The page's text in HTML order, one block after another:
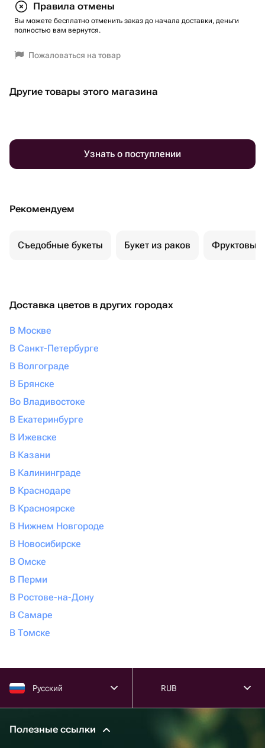
Правила отмены
Вы можете бесплатно отменить заказ до начала доставки, деньги
полностью вам вернутся.
Пожаловаться на товар
Другие товары этого магазина
Узнать о поступлении
Рекомендуем
Съедобные букеты Букет из раков Фруктовый
Доставка цветов в других городах
В Москве
В Санкт-Петербурге
В Волгограде
В Брянске
Во Владивостоке
В Екатеринбурге
В Ижевске
В Казани
В Калининграде
В Краснодаре
В Красноярске
В Нижнем Новгороде
В Новосибирске
В Омске
В Перми
В Ростове-на-Дону
В Самаре
В Томске
Русский RUB
Полезные ссылки